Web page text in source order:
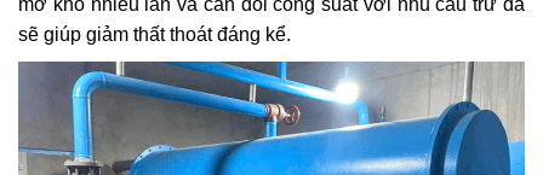
sẽ giúp giảm thất thoát đáng kể.